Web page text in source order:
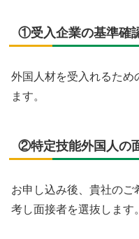
①受入企業の基準確
外国人材を受入れるため
ます。
②特定技能外国人の
お申し込み後、貴社のご
考し面接者を選抜します。